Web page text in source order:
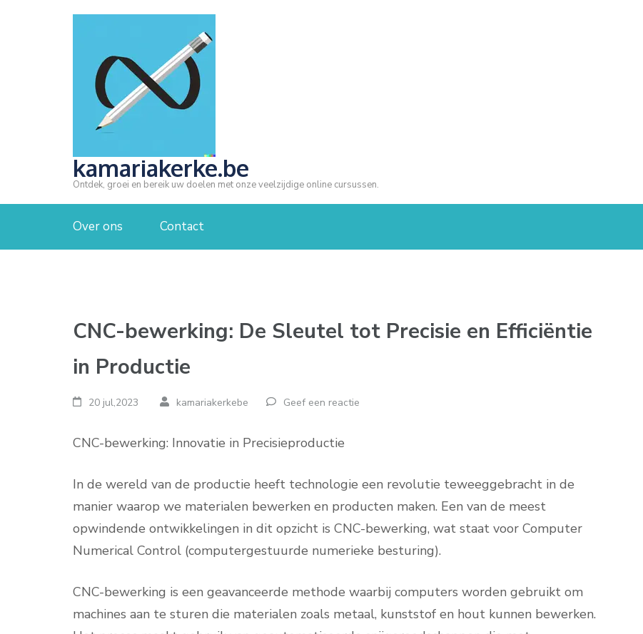
kamariakerke.be
Ontdek, groei en bereik uw doelen met onze veelzijdige online cursussen.
Over ons Contact
CNC-bewerking: De Sleutel tot Precisie en Efficiëntie
in Productie
20 jul,2023 kamariakerkebe Geef een reactie
CNC-bewerking: Innovatie in Precisieproductie
In de wereld van de productie heeft technologie een revolutie teweeggebracht in de
manier waarop we materialen bewerken en producten maken. Een van de meest
opwindende ontwikkelingen in dit opzicht is CNC-bewerking, wat staat voor Computer
Numerical Control (computergestuurde numerieke besturing).
CNC-bewerking is een geavanceerde methode waarbij computers worden gebruikt om
machines aan te sturen die materialen zoals metaal, kunststof en hout kunnen bewerken.